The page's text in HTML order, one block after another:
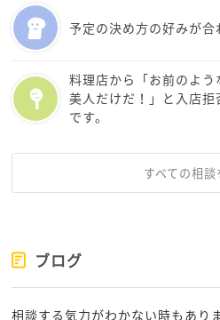
予定の決め方の好みが合
料理店から「お前のよ
美人だけだ！」と入店
です。
すべての相談
ブログ
相談する気力がわかない時もあり